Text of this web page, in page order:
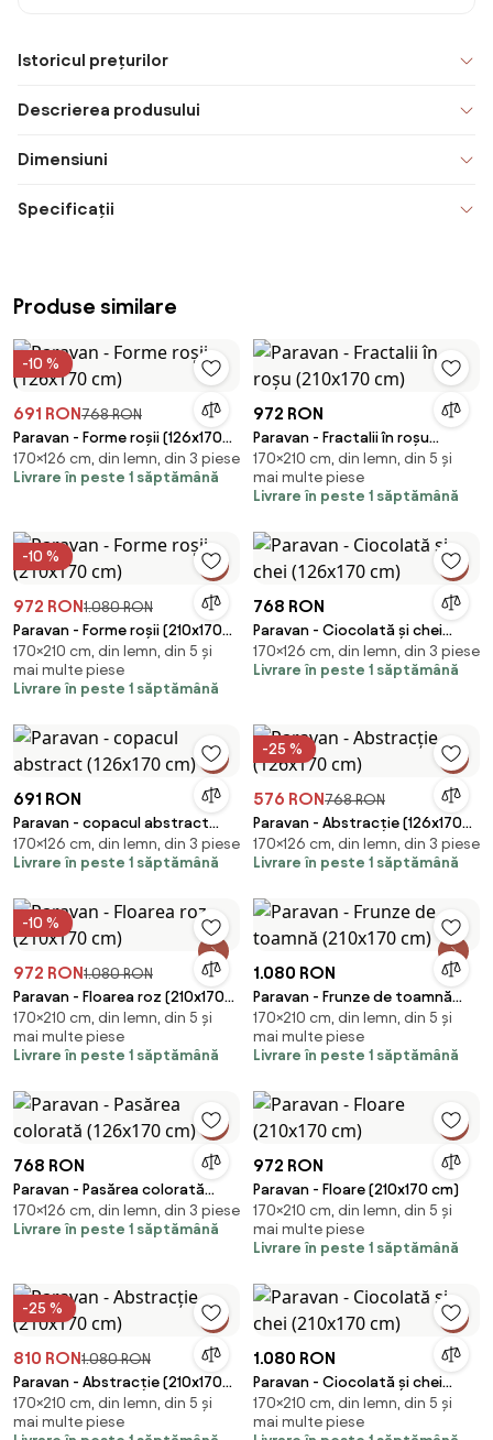
Istoricul prețurilor
Descrierea produsului
Dimensiuni
Specificații
Produse similare
-10 %
691 RON768 RON
Paravan - Forme roșii (126x170
cm)
170×126 cm, din lemn, din 3 piese
Livrare în peste 1 săptămână
972 RON
Paravan - Fractalii în roșu
(210x170 cm)
170×210 cm, din lemn, din 5 și
mai multe piese
Livrare în peste 1 săptămână
-10 %
972 RON1.080 RON
Paravan - Forme roșii (210x170
cm)
170×210 cm, din lemn, din 5 și
mai multe piese
Livrare în peste 1 săptămână
768 RON
Paravan - Ciocolată și chei
(126x170 cm)
170×126 cm, din lemn, din 3 piese
Livrare în peste 1 săptămână
691 RON
Paravan - copacul abstract
(126x170 cm)
170×126 cm, din lemn, din 3 piese
Livrare în peste 1 săptămână
-25 %
576 RON768 RON
Paravan - Abstracție (126x170
cm)
170×126 cm, din lemn, din 3 piese
Livrare în peste 1 săptămână
-10 %
972 RON1.080 RON
Paravan - Floarea roz (210x170
cm)
170×210 cm, din lemn, din 5 și
mai multe piese
Livrare în peste 1 săptămână
1.080 RON
Paravan - Frunze de toamnă
(210x170 cm)
170×210 cm, din lemn, din 5 și
mai multe piese
Livrare în peste 1 săptămână
768 RON
Paravan - Pasărea colorată
(126x170 cm)
170×126 cm, din lemn, din 3 piese
Livrare în peste 1 săptămână
972 RON
Paravan - Floare (210x170 cm)
170×210 cm, din lemn, din 5 și
mai multe piese
Livrare în peste 1 săptămână
-25 %
810 RON1.080 RON
Paravan - Abstracție (210x170
cm)
170×210 cm, din lemn, din 5 și
mai multe piese
1.080 RON
Paravan - Ciocolată și chei
(210x170 cm)
170×210 cm, din lemn, din 5 și
mai multe piese